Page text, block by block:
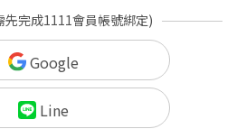
先完成1111會員帳號綁定)
Google
Line